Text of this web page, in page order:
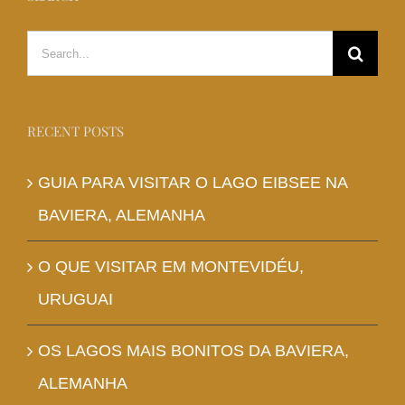
Search
for:
RECENT POSTS
GUIA PARA VISITAR O LAGO EIBSEE NA
BAVIERA, ALEMANHA
O QUE VISITAR EM MONTEVIDÉU,
URUGUAI
OS LAGOS MAIS BONITOS DA BAVIERA,
ALEMANHA